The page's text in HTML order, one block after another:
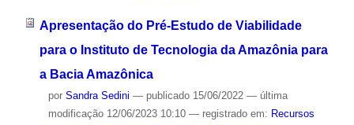
Apresentação do Pré-Estudo de Viabilidade
para o Instituto de Tecnologia da Amazônia para
a Bacia Amazônica
por Sandra Sedini — publicado15/06/2022 — última
modificação12/06/2023 10:10 — registrado em: Recursos